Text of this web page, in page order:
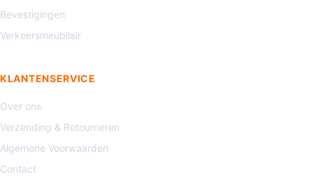
Bevestigingen
Verkeersmeubilair
KLANTENSERVICE
Over ons
Verzending & Retourneren
Algemene Voorwaarden
Contact